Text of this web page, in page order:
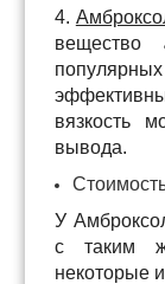
4.
вещество
вязкость
вывода.
У
с таким
некоторые